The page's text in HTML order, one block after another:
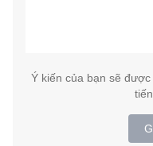
Ý kiến của bạn sẽ